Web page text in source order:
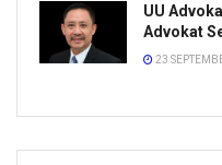
UU
Advokat
23